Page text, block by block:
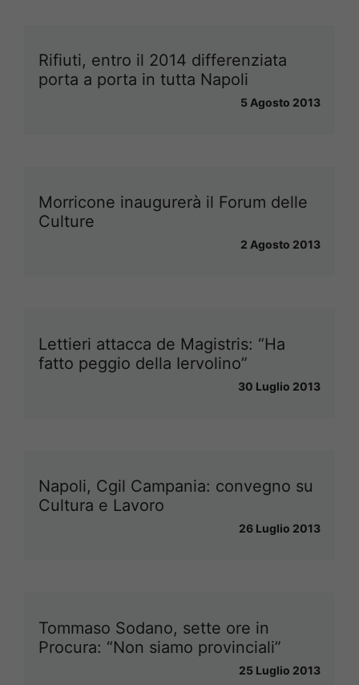
Rifiuti, entro il 2014 differenziata
porta a porta in tutta Napoli
5 Agosto 2013
Morricone inaugurerà il Forum delle
Culture
2 Agosto 2013
Lettieri attacca de Magistris: “Ha
fatto peggio della Iervolino”
30 Luglio 2013
Napoli, Cgil Campania: convegno su
Cultura e Lavoro
26 Luglio 2013
Tommaso Sodano, sette ore in
Procura: “Non siamo provinciali”
25 Luglio 2013